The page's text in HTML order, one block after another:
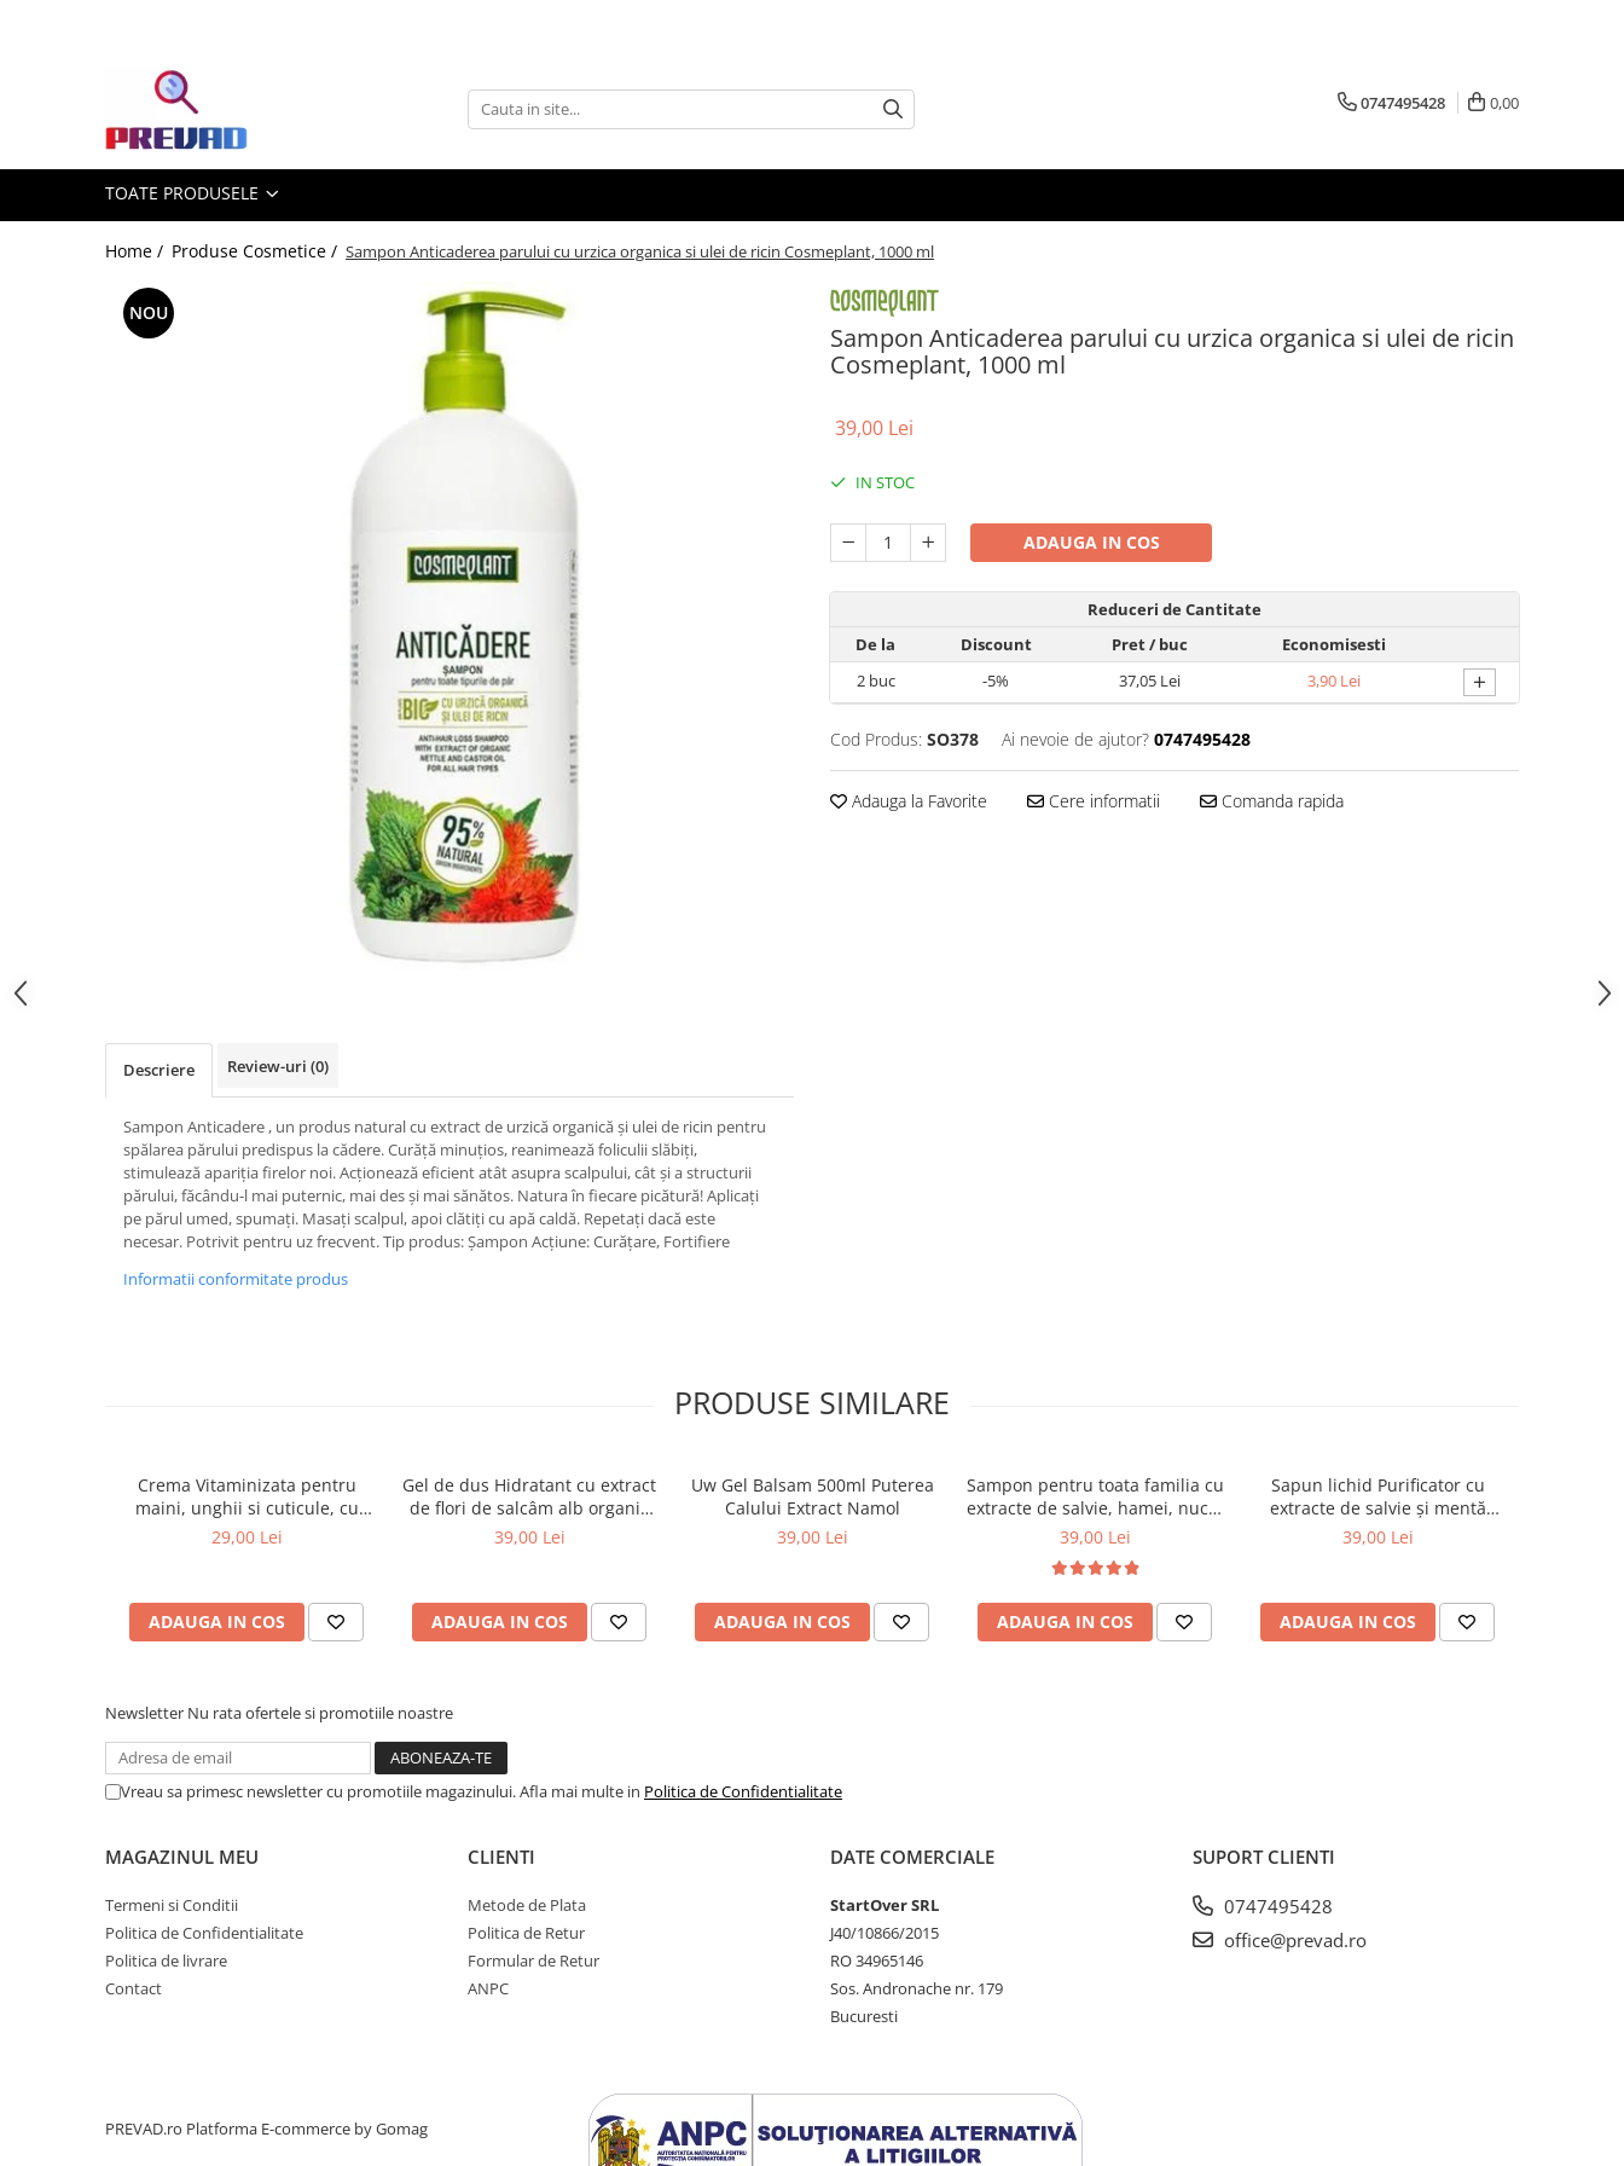
Toate Produsele
Produse cu transport gratuit –
livrare rapidă și fără costuri
Casa & Gradina
Home & Deco
Produse Cosmetice
0747495428 0,00
TOATE PRODUSELE
Home / Produse Cosmetice / Sampon Anticaderea parului cu urzica organica si ulei de ricin Cosmeplant, 1000 ml
Sampon Anticaderea parului cu urzica organica si ulei de ricin
Cosmeplant, 1000 ml
NOU
39,00 Lei
IN STOC
ADAUGA IN COS
Reduceri de Cantitate
De la
Discount Pret/ buc
Economisesti
2buc -5% 37,05 Lei 3,90 Lei +
Cod Produs: SO378 Ai nevoie de ajutor? 0747495428
Adauga la Favorite Cere informatii Comanda rapida
Descriere Review-uri (0)
Sampon Anticadere , un produs natural cu extract de urzică organică și ulei de ricin pentru
spălarea părului predispus la cădere. Curăță minuțios, reanimează foliculii slăbiți,
stimulează apariția firelor noi. Acționează eficient atât asupra scalpului, cât și a structurii
părului, făcându-l mai puternic, mai des și mai sănătos. Natura în fiecare picătură! Aplicați
pe părul umed, spumați. Masați scalpul, apoi clătiți cu apă caldă. Repetați dacă este
necesar. Potrivit pentru uz frecvent. Tip produs: Șampon Acțiune: Curățare, Fortifiere
Informatii conformitate produs
PRODUSE SIMILARE
Crema Vitaminizata pentru
maini, unghii si cuticule, cu
extracte de fructe de padure
29,00 Lei
ADAUGA IN COS
Gel de dus Hidratant cu extract
de flori de salcâm alb organic
Cosmeplant, 1000 ml
39,00 Lei
ADAUGA IN COS
Uw Gel Balsam 500ml Puterea
Calului Extract Namol
39,00 Lei
ADAUGA IN COS
Sampon pentru toata familia cu
extracte de salvie, hamei, nuca,
romanita, lavanda, urzică și
Cosmeplant, 1000 ml
39,00 Lei
ADAUGA IN COS
Sapun lichid Purificator cu
extracte de salvie și mentă
organice, 1000 ml
39,00 Lei
ADAUGA IN COS
Newsletter Nu rata ofertele si promotiile noastre
Vreau sa primesc newsletter cu promotiile magazinului. Afla mai multe in Politica de Confidentialitate
MAGAZINUL MEU
Termeni si Conditii
Politica de Confidentialitate
Politica de livrare
Contact
CLIENTI
Metode de Plata
Politica de Retur
Formular de Retur
ANPC
DATE COMERCIALE
StartOver SRL
J40/10866/2015
RO 34965146
Sos. Andronache nr. 179
Bucuresti
SUPORT CLIENTI
0747495428
office@prevad.ro
PREVAD.ro Platforma E-commerce by Gomag